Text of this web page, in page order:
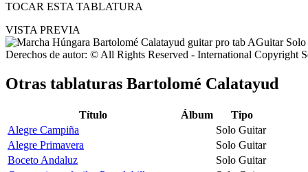
TOCAR ESTA TABLATURA
VISTA PREVIA
Derechos de autor: © All Rights Reserved - International Copyright
Otras tablaturas Bartolomé Calatayud
Título Álbum
Tipo
Alegre Campiña
Solo Guitar
Alegre Primavera
Solo Guitar
Boceto Andaluz
Solo Guitar